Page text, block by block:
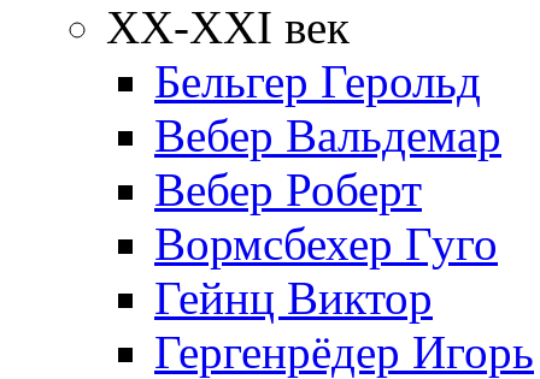
ХХ-XXI век
Бельгер Герольд
Вебер Вальдемар
Вебер Роберт
Вормсбехер Гуго
Гейнц Виктор
Гергенрёдер Игорь